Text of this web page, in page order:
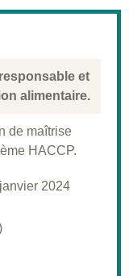
et
alimentaire.
de maîtrise
HACCP.
2024